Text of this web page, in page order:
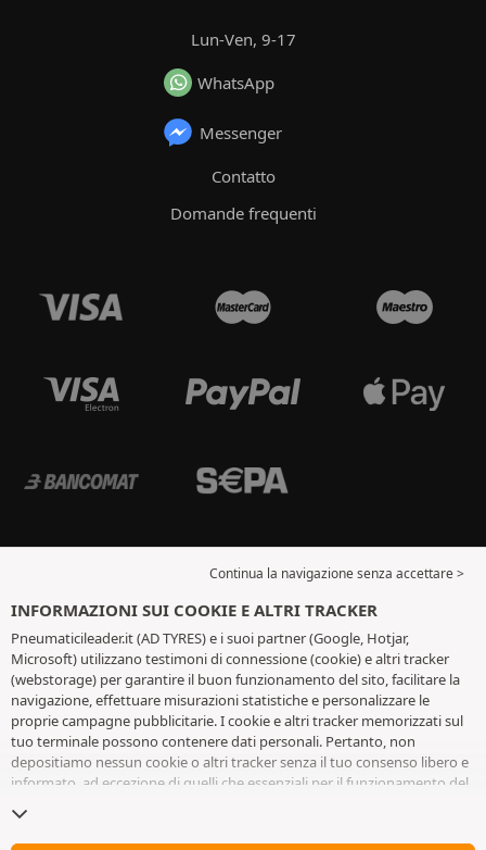
Lun-Ven, 9-17
WhatsApp
Messenger
Contatto
Domande frequenti
Continua la navigazione senza accettare >
INFORMAZIONI SUI COOKIE E ALTRI TRACKER
Pneumaticileader.it (AD TYRES) e i suoi partner (Google, Hotjar,
Microsoft) utilizzano testimoni di connessione (cookie) e altri tracker
(webstorage) per garantire il buon funzionamento del sito, facilitare la
navigazione, effettuare misurazioni statistiche e personalizzare le
proprie campagne pubblicitarie. I cookie e altri tracker memorizzati sul
tuo terminale possono contenere dati personali. Pertanto, non
depositiamo nessun cookie o altri tracker senza il tuo consenso libero e
informato, ad eccezione di quelli che essenziali per il funzionamento del
in qualsiasi momento andando alla
scegliere di continuare a navigare senza accettare il deposito di cookie o